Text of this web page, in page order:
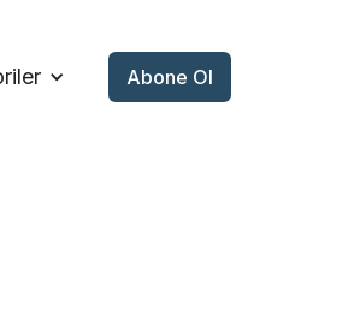
Abone Ol